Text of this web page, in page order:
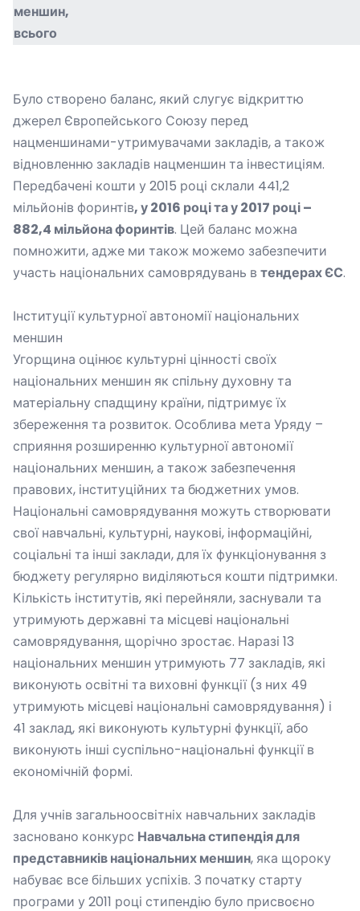
меншин,
всього
Було створено баланс, який слугує відкриттю
джерел Європейського Союзу перед
нацменшинами-утримувачами закладів, а також
відновленню закладів нацменшин та інвестиціям.
Передбачені кошти у 2015 році склали 441,2
мільйонів форинтів,у2016 році та у2017 році –
882,4 мільйона форинтів. Цей баланс можна
помножити, адже ми також можемо забезпечити
участь національних самоврядувань в тендерах ЄС.
Інституції культурної автономії національних
меншин
Угорщина оцінює культурні цінності своїх
національних меншин як спільну духовну та
матеріальну спадщину країни, підтримує їх
збереження та розвиток. Особлива мета Уряду –
сприяння розширенню культурної автономії
національних меншин, а також забезпечення
правових, інституційних та бюджетних умов.
Національні самоврядування можуть створювати
свої навчальні, культурні, наукові, інформаційні,
соціальні та інші заклади, для їх функціонування з
бюджету регулярно виділяються кошти підтримки.
Кількість інститутів, які перейняли, заснували та
утримують державні та місцеві національні
самоврядування, щорічно зростає. Наразі 13
національних меншин утримують 77 закладів, які
виконують освітні та виховні функції (з них 49
утримують місцеві національні самоврядування) і
41 заклад, які виконують культурні функції, або
виконують інші суспільно-національні функції в
економічній формі.
Для учнів загальноосвітніх навчальних закладів
засновано конкурс Навчальна стипендія для
представників національних меншин, яка щороку
набуває все більших успіхів. З початку старту
програми у 2011 році стипендію було присвоєно